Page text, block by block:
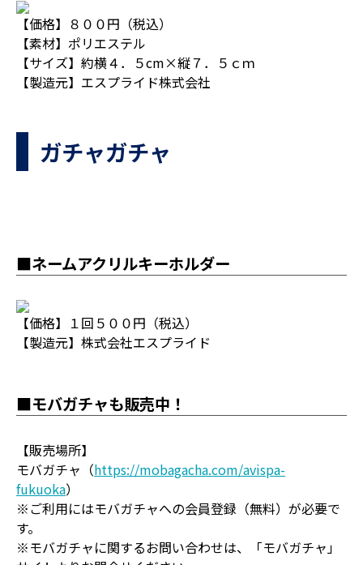
【価格】８００円（税込）
【素材】ポリエステル
【サイズ】約横４．５cm×縦７．５ｃｍ
【製造元】エスプライド株式会社
ガチャガチャ
■ネームアクリルキーホルダー
【価格】１回５００円（税込）
【製造元】株式会社エスプライド
■モバガチャも販売中！
【販売場所】
モバガチャ（https://mobagacha.com/avispa-
fukuoka）
※ご利用にはモバガチャへの会員登録（無料）が必要で
す。
※モバガチャに関するお問い合わせは、「モバガチャ」